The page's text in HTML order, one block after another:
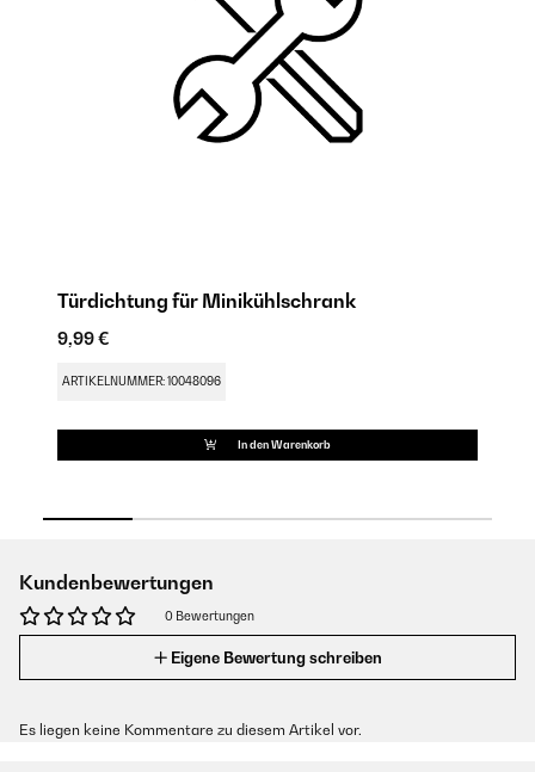
Türdichtung für Minikühlschrank
9,99 €
ARTIKELNUMMER: 10048096
In den Warenkorb
Kundenbewertungen
0 Bewertungen
Eigene Bewertung schreiben
Es liegen keine Kommentare zu diesem Artikel vor.